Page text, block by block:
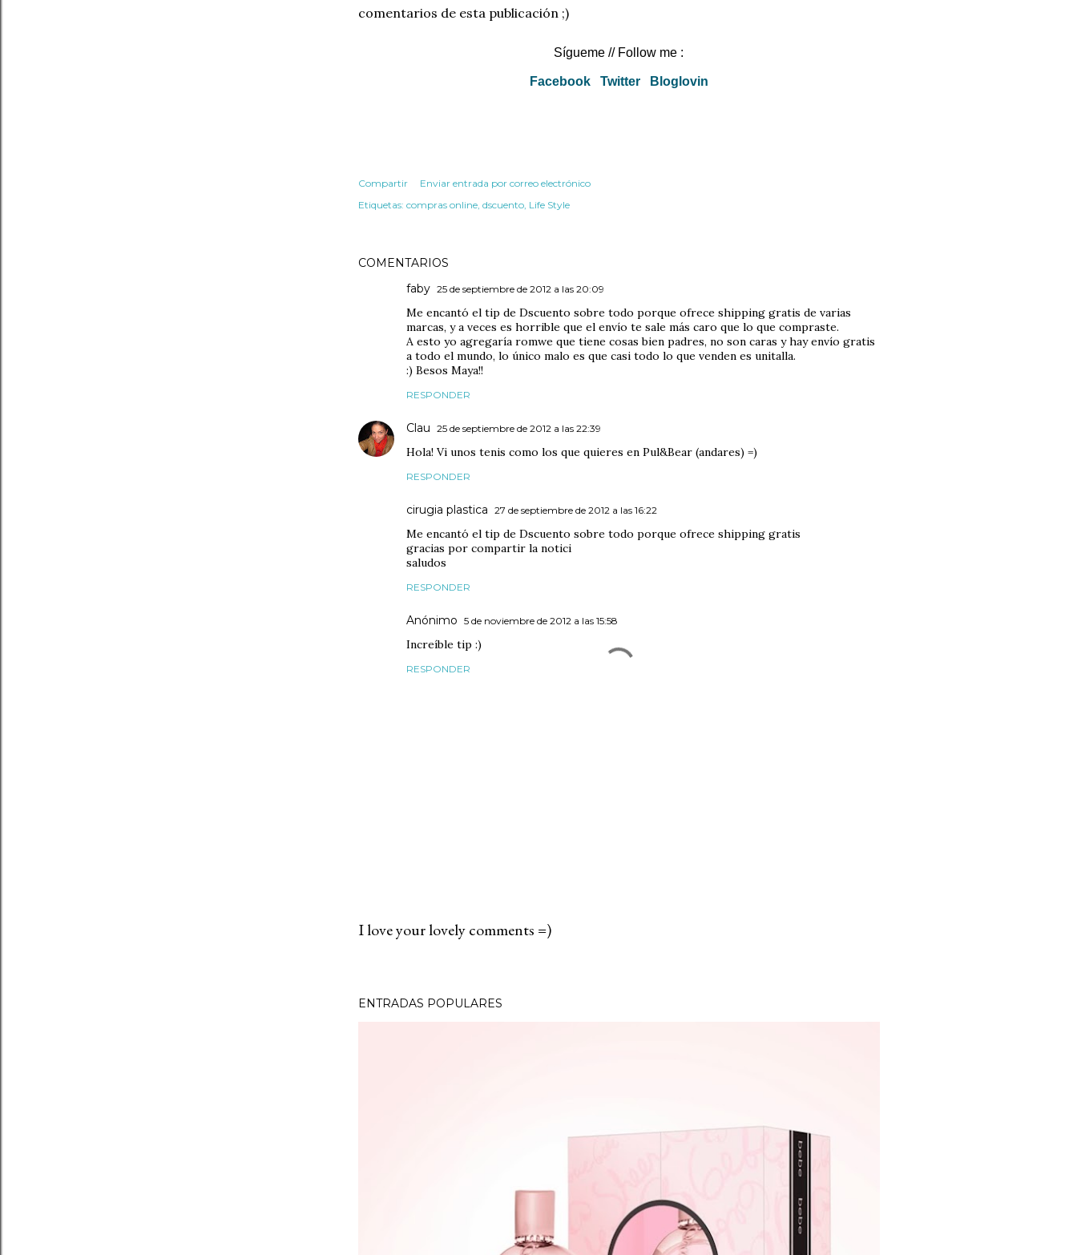
comentarios de esta publicación ;)
Sígueme // Follow me :
Facebook Twitter Bloglovin
Compartir
Enviar entrada por correo electrónico
Etiquetas: compras online dscuento Life Style
COMENTARIOS
faby 25 de septiembre de 2012 a las 20:09
Me encantó el tip de Dscuento sobre todo porque ofrece shipping gratis de varias
marcas, y a veces es horrible que el envío te sale más caro que lo que compraste.
A esto yo agregaría romwe que tiene cosas bien padres, no son caras y hay envío gratis
a todo el mundo, lo único malo es que casi todo lo que venden es unitalla.
:) Besos Maya!!
RESPONDER
Clau 25 de septiembre de 2012 a las 22:39
Hola! Vi unos tenis como los que quieres en Pul&Bear (andares) =)
RESPONDER
cirugia plastica 27 de septiembre de 2012 a las 16:22
Me encantó el tip de Dscuento sobre todo porque ofrece shipping gratis
gracias por compartir la notici
saludos
RESPONDER
Anónimo 5 de noviembre de 2012 a las 15:58
Increíble tip :)
RESPONDER
l
I love your lovely comments =)
ENTRADAS POPULARES